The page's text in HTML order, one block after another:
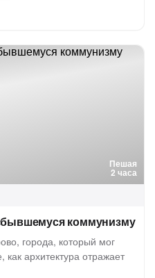
Пешая
2 часа
коммунизму
города, который мог
как архитектура отражает